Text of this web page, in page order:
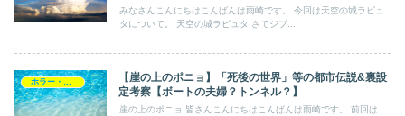
みなさんこんにちはこんばんは雨崎です。 今回は天空の城ラピュ
タについて。 天空の城ラピュタ さてジブ...
ホラー・ミステリー
【崖の上のポニョ】「死後の世界」等の都市伝説&裏設
定考察【ボートの夫婦？トンネル？】
崖の上のポニョ 皆さんこんにちはこんばんは雨崎です。 前回は